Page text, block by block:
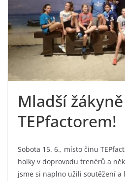
Mladší
TEPfactorem!
Sobota 15. 6., místo činu
holky v doprovodu trenérů a
jsme si naplno užili soutěžení a